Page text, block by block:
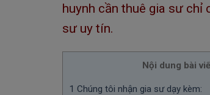
huynh cần thuê gia sư
sư uy tín.
Nội dung bài
1 Chúng tôi nhận gia sư dạy kèm: